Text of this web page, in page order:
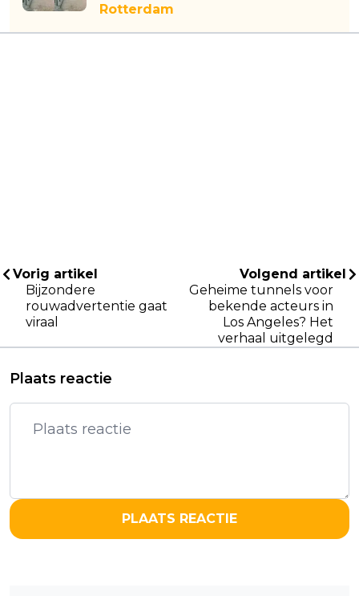
Rotterdam
Vorig artikel
Bijzondere
rouwadvertentie gaat
viraal
Volgend artikel
Geheime tunnels voor
bekende acteurs in
Los Angeles? Het
verhaal uitgelegd
Plaats reactie
PLAATS REACTIE